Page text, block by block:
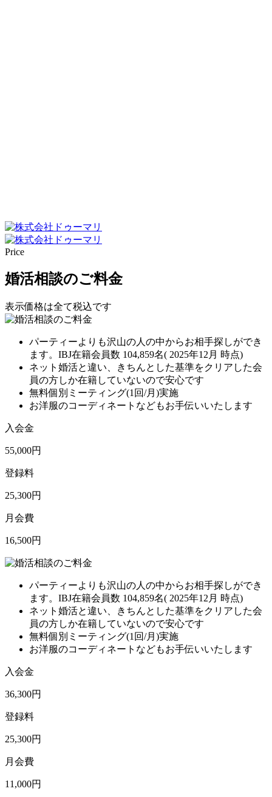
Price
婚活相談のご料金
表示価格は全て税込です
パーティーよりも沢山の人の中からお相手探しができ
ます。IBJ在籍会員数 104,859名( 2025年12月 時点)
ネット婚活と違い、きちんとした基準をクリアした会
員の方しか在籍していないので安心です
無料個別ミーティング(1回/月)実施
お洋服のコーディネートなどもお手伝いいたします
入会金
55,000円
登録料
25,300円
月会費
16,500円
パーティーよりも沢山の人の中からお相手探しができ
ます。IBJ在籍会員数 104,859名( 2025年12月 時点)
ネット婚活と違い、きちんとした基準をクリアした会
員の方しか在籍していないので安心です
無料個別ミーティング(1回/月)実施
お洋服のコーディネートなどもお手伝いいたします
入会金
36,300円
登録料
25,300円
月会費
11,000円